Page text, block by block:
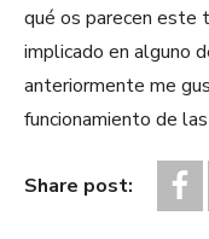
qué os parecen este
implicado en alguno
anteriormente me
funcionamiento de
Share post: